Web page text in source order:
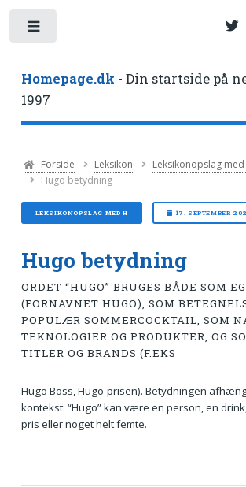
Homepage.dk - Din startside på
1997
Forside Leksikon
Leksikonopslag med
Hugo betydning
LEKSIKONOPSLAG MED H 17. SEPTEMBER
Hugo betydning
ORDET “HUGO” BRUGES BÅDE SOM
(FORNAVNET HUGO), SOM
POPULÆR SOMMERCOCKTAIL, SOM
TEKNOLOGIER OG PRODUKTER, OG
TITLER OG BRANDS (F.EKS
Hugo Boss, Hugo-prisen). Betydningen
kontekst: “Hugo” kan være en person, en
pris eller noget helt femte.